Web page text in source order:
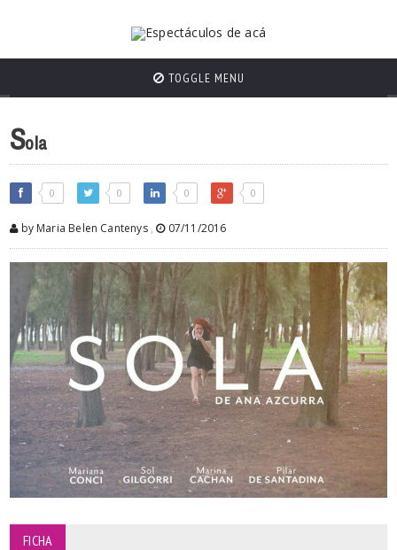
TOGGLE MENU
Sola
0 0 0 0
by Maria Belen Cantenys , 07/11/2016
FICHA